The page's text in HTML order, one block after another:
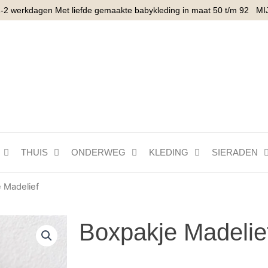
werkdagen Met liefde gemaakte babykleding in maat 50 t/m 92
THUIS ONDERWEG KLEDING SIERADEN
Madelief
Boxpakje